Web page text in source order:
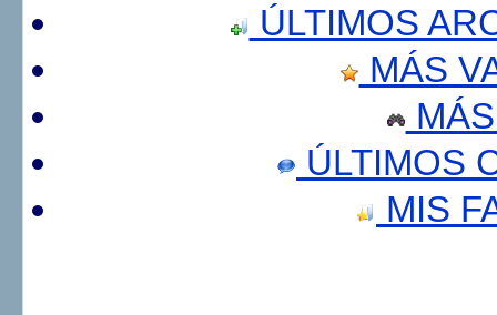
ÚLTIMOS
MÁS
ÚLTIMOS
MIS